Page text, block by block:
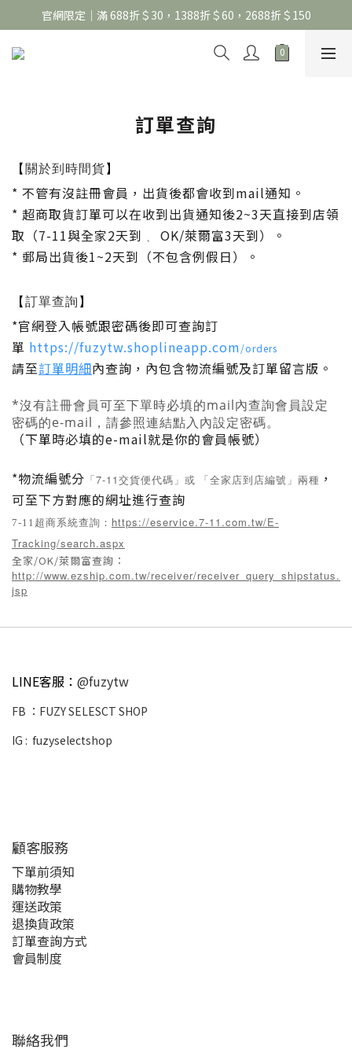
官網限定｜滿 688折＄30，1388折＄60，2688折＄150
官網限定｜滿 688折＄30，1388折＄60，2688折＄150
United Athle系列｜註冊會員299免運
訂單查詢
【 關於到時間貨 】
* 不管有沒註冊會員 ， 出貨後都會收到mail通知 。
* 超商取貨訂單可以在收到出貨通知後2~3天直接到店領
取 （7-11與全家2天到
OK/萊爾富3天到）。
* 郵局出貨後1~2天到（不包含例假日）。
【 訂單查詢 】
*官網登入帳號跟密碼後即可查詢訂
單 https://fuzytw.shoplineapp.com/orders
請至訂單明細內查詢 ，內包含物流編號及訂單留言版 。
*沒有註冊會員可至下單時必填的mail內查詢會員設定
密碼的e-mail ，請參照連結點入內設定密碼。
（下單時必填的e-mail就是你的會員帳號）
*物流編號分 「 7-11交貨便代碼 」或 「 全家 店到店編號 」兩種 ，
可至下方對應的網址進行查詢
7-11超商系統查詢： https://eservice.7-11.com.tw/E-
Tracking/search.aspx
全家/OK/萊爾富查詢：
http://www.ezship.com.tw/receiver/receiver_query_shipstatus.
jsp
LINE客服： @fuzytw
FB ： FUZY SELESCT SHOP
IG : fuzyselectshop
顧客服務
下單前須知
購物教學
運送政策
退換貨政策
訂單查詢方式
會員制度
聯絡我們